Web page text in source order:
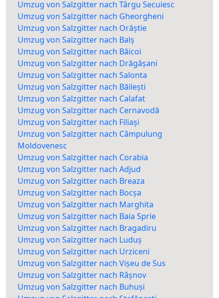
Umzug von Salzgitter nach Târgu Secuiesc
Umzug von Salzgitter nach Gheorgheni
Umzug von Salzgitter nach Orăștie
Umzug von Salzgitter nach Balș
Umzug von Salzgitter nach Băicoi
Umzug von Salzgitter nach Drăgășani
Umzug von Salzgitter nach Salonta
Umzug von Salzgitter nach Băilești
Umzug von Salzgitter nach Calafat
Umzug von Salzgitter nach Cernavodă
Umzug von Salzgitter nach Filiași
Umzug von Salzgitter nach Câmpulung
Moldovenesc
Umzug von Salzgitter nach Corabia
Umzug von Salzgitter nach Adjud
Umzug von Salzgitter nach Breaza
Umzug von Salzgitter nach Bocșa
Umzug von Salzgitter nach Marghita
Umzug von Salzgitter nach Baia Sprie
Umzug von Salzgitter nach Bragadiru
Umzug von Salzgitter nach Luduș
Umzug von Salzgitter nach Urziceni
Umzug von Salzgitter nach Vișeu de Sus
Umzug von Salzgitter nach Râșnov
Umzug von Salzgitter nach Buhuși